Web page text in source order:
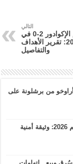
التالي
المكسيك تهزم الإكوادور 2-0 في
كأس العالم 2026: تقرير الأهداف
والتفاصيل
أراوخو من برشلونة على
مباراة مصر والأرجنتين بكأس العالم 2026: وثيقة أمنية